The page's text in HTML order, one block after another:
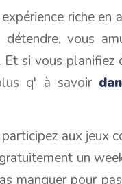
riche en
vous
si vous planifiez
q' à savoir
aux jeux
un
manquer pour